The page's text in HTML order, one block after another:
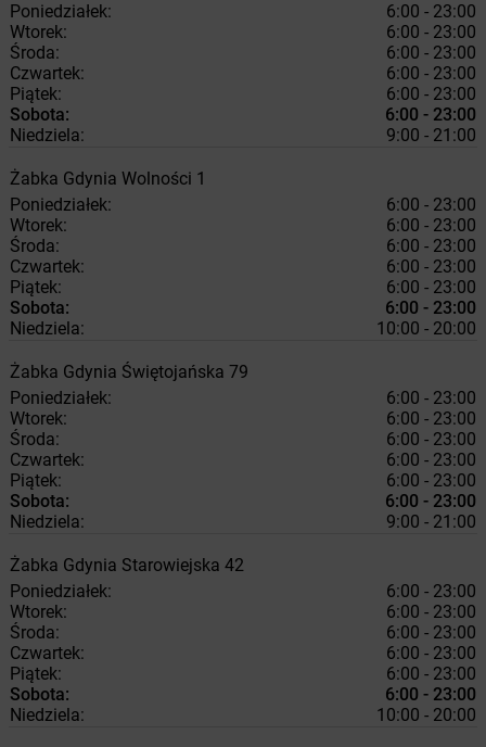
Poniedziałek:
6:00 - 23:00
Wtorek:
6:00 - 23:00
Środa:
6:00 - 23:00
Czwartek:
6:00 - 23:00
Piątek:
6:00 - 23:00
Sobota:
6:00 - 23:00
Niedziela:
9:00 - 21:00
Żabka Gdynia Wolności 1
Poniedziałek:
6:00 - 23:00
Wtorek:
6:00 - 23:00
Środa:
6:00 - 23:00
Czwartek:
6:00 - 23:00
Piątek:
6:00 - 23:00
Sobota:
6:00 - 23:00
Niedziela:
10:00 - 20:00
Żabka Gdynia Świętojańska 79
Poniedziałek:
6:00 - 23:00
Wtorek:
6:00 - 23:00
Środa:
6:00 - 23:00
Czwartek:
6:00 - 23:00
Piątek:
6:00 - 23:00
Sobota:
6:00 - 23:00
Niedziela:
9:00 - 21:00
Żabka Gdynia Starowiejska 42
Poniedziałek:
6:00 - 23:00
Wtorek:
6:00 - 23:00
Środa:
6:00 - 23:00
Czwartek:
6:00 - 23:00
Piątek:
6:00 - 23:00
Sobota:
6:00 - 23:00
Niedziela:
10:00 - 20:00